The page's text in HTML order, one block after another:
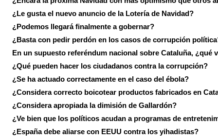
¿Le gusta el nuevo anuncio de la Lotería de Navidad?
¿Podemos llegará finalmente a gobernar?
¿Basta con pedir perdón en los casos de corrupción
En un supuesto referéndum nacional sobre Cataluña, ¿qué
¿Qué pueden hacer los ciudadanos contra la corrupción?
¿Se ha actuado correctamente en el caso del ébola?
¿Considera correcto boicotear productos fabricados en
¿Considera apropiada la dimisión de Gallardón?
¿Ve bien que los políticos acudan a programas de
¿España debe aliarse con EEUU contra los yihadistas?